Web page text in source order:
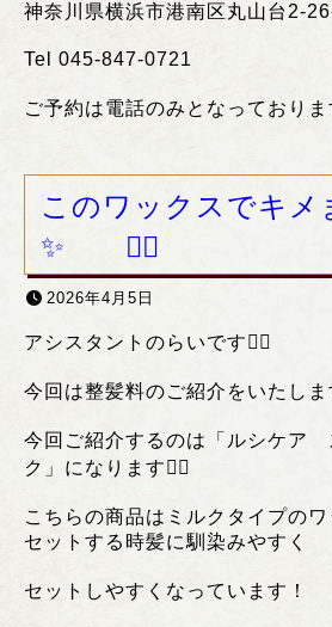
神奈川県横浜市港南区丸山台 2-
Tel 045-847-0721
ご予約は電話のみとなっておりま
このワックスでキメ
✨ ❤️‍🔥
2026年4月5日
アシスタントのらいです❤️‍🔥
今回は整髪料のご紹介をいたしま
今回ご紹介するのは「ルシケア
ク」になります❤️‍🔥
こちらの商品はミルクタイプの
セットする時髪に馴染みやすく
セットしやすくなっています！